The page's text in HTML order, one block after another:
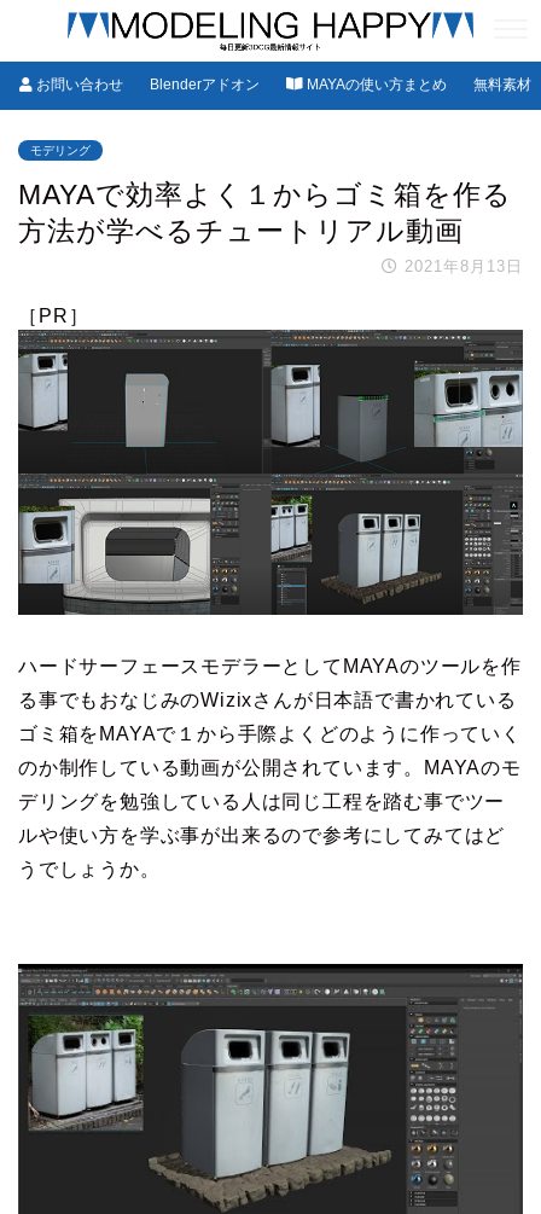
お問い合わせ Blenderアドオン MAYAの使い方まとめ 無料素材
モデリング
MAYAで効率よく１からゴミ箱を作る
方法が学べるチュートリアル動画
2021年8月13日
［PR］
ハードサーフェースモデラーとしてMAYAのツールを作
る事でもおなじみのWizixさんが日本語で書かれている
ゴミ箱をMAYAで１から手際よくどのように作っていく
のか制作している動画が公開されています。MAYAのモ
デリングを勉強している人は同じ工程を踏む事でツー
ルや使い方を学ぶ事が出来るので参考にしてみてはど
うでしょうか。